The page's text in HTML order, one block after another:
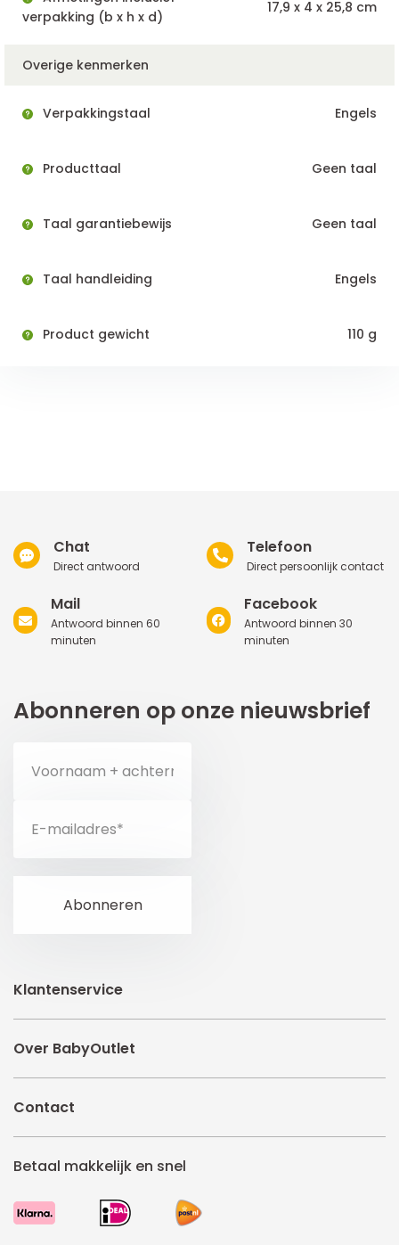
verpakking (b x h x d)
17,9 x 4 x 25,8 cm
Overige kenmerken
Verpakkingstaal Engels
Producttaal Geen taal
Taal garantiebewijs Geen taal
Taal handleiding Engels
Product gewicht 110 g
Chat
Direct antwoord
Telefoon
Direct persoonlijk contact
Mail
Antwoord binnen 60
minuten
Facebook
Antwoord binnen 30
minuten
Abonneren op onze nieuwsbrief
Klantenservice
Over BabyOutlet
Contact
Betaal makkelijk en snel